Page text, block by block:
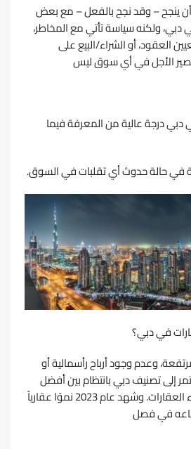
ﻳﻨﺠﺢ – وﻗﺪ ﻧﺠﺢ ﺑﺎﻟﻔﻌﻞ – ﻣﻊ ﺑﻌﺾ
دﺑﻲ، وﻟﻜﻨﻪ ﺳﻴﺎﺳﺔ ﺗﺄﺗﻲ ﻣﻊ اﻟﻤﺨﺎﻃﺮ،
اﻟﻌﻘﻮد، أو اﻟﺸﺮاء/اﻟﺒﻴﻊ ﻋﻠﻰ
ﻗﺼﻴﺮ اﻷﺟﻞ ﻓﻲ أي ﺳﻮق ﻟﻴﺲ
دﺑﻲ درﺟﺔ ﻋﺎﻟﻴﺔ ﻣﻦ اﻟﻤﻌﺮﻓﺔ ﻓﻴﻤﺎ
ﻓﻲ ﺣﺎﻟﺔ ﺣﺪوث أي ﺗﻘﻠﺒﺎت ﻓﻲ اﻟﺴﻮق.
ﻓﻲ دﺑﻲ؟
وﻋﺪم وﺟﻮد أرﺑﺎح رأﺳﻤﺎﻟﻴﺔ أو
إﻟﻰ ﺗﺼﻨﻴﻒ دﺑﻲ ﺑﺎﻧﺘﻈﺎم ﺑﻴﻦ أﻓﻀﻞ
اﻷﻣﺎﻛﻦ ﻓﻲ اﻟﻌﺎﻟﻢ ﻟﺸﺮاء اﻟﻌﻘﺎرات. وﺷﻬﺪ ﻋﺎم 2023 ﻧﻤﻮًا ﻋﻘﺎرﻳﺎً
ﻓﻲ ﻓﺼﻞ